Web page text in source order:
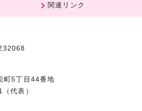
関連リンク
町5丁目44番地
代表）